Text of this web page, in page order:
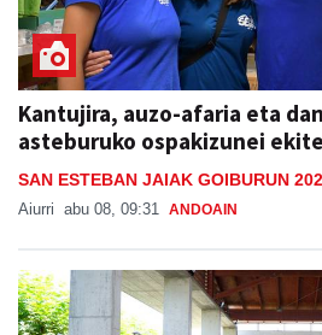
Kantujira, auzo-afaria eta
asteburuko ospakizunei
SAN ESTEBAN JAIAK GOIBURUN
Aiurri abu 08, 09:31 ANDOAIN